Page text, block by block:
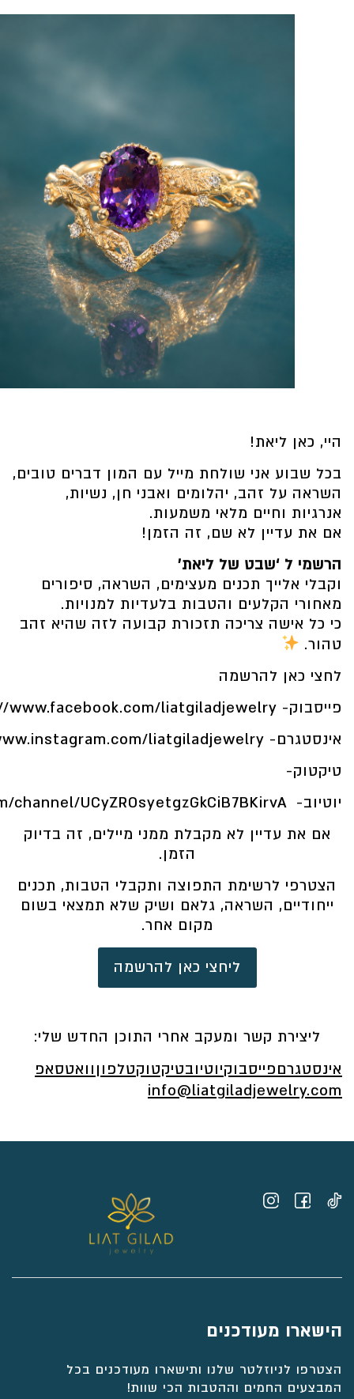
היי, כאן ליאת!
בכל שבוע אני שולחת מייל עם המון דברים טובים,
השראה על זהב, יהלומים ואבני חן, נשיות,
אנרגיות וחיים מלאי משמעות.
אם את עדיין לא שם, זה הזמן!
הרשמי ל ‘שבט של ליאת’
וקבלי אלייך תכנים מעצימים, השראה, סיפורים
מאחורי הקלעים והטבות בלעדיות למנויות.
כי כל אישה צריכה תזכורת קבועה לזה שהיא זהב
טהור.
לחצי כאן להרשמה
פייסבוק- www.facebook.com/liatgiladjewelry
אינסטגרם- liatgiladjewelry/
טיקטוק-
יוטיוב- UCyZROsyetgzGkCiB7BKirvA
אם את עדיין לא מקבלת ממני מיילים, זה בדיוק
הזמן.
הצטרפי לרשימת התפוצה ותקבלי הטבות, תכנים
ייחודיים, השראה, גלאם ושיק שלא תמצאי בשום
מקום אחר.
ליחצי כאן להרשמה
ליצירת קשר ומעקב אחרי התוכן החדש שלי:
אינסטגרםפייסבוקיוטיובטיקטוקטלפון וואטסאפ
info@liatgiladjewelry.com
הישארו מעודכנים
הצטרפו לניוזלטר שלנו ותישארו מעודכנים בכל
המבצעים החמים וההטבות הכי שוות!